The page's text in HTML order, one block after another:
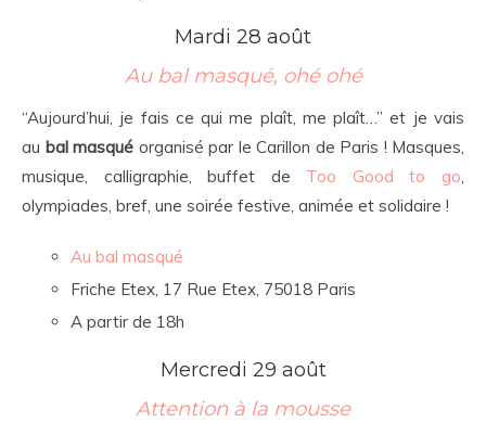
Mardi 28 août
Au bal masqué, ohé ohé
“Aujourd’hui, je fais ce qui me plaît, me plaît…” et je vais
au bal masqué organisé par le Carillon de Paris ! Masques,
musique, calligraphie, buffet de Too Good to go
olympiades, bref, une soirée festive, animée et solidaire !
Au bal masqué
Friche Etex, 17 Rue Etex, 75018 Paris
A partir de 18h
Mercredi 29 août
Attention à la mousse